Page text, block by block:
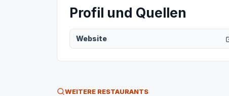
Profil und Quellen
Website
WEITERE RESTAURANTS